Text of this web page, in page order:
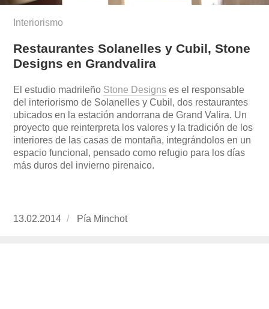
Interiorismo
Restaurantes Solanelles y Cubil, Stone
Designs en Grandvalira
El estudio madrileño Stone Designs es el responsable
del interiorismo de Solanelles y Cubil, dos restaurantes
ubicados en la estación andorrana de Grand Valira. Un
proyecto que reinterpreta los valores y la tradición de los
interiores de las casas de montaña, integrándolos en un
espacio funcional, pensado como refugio para los días
más duros del invierno pirenaico.
Publicado
13.02.2014 https://www.experimenta.es/author/pia/
Pía Minchot